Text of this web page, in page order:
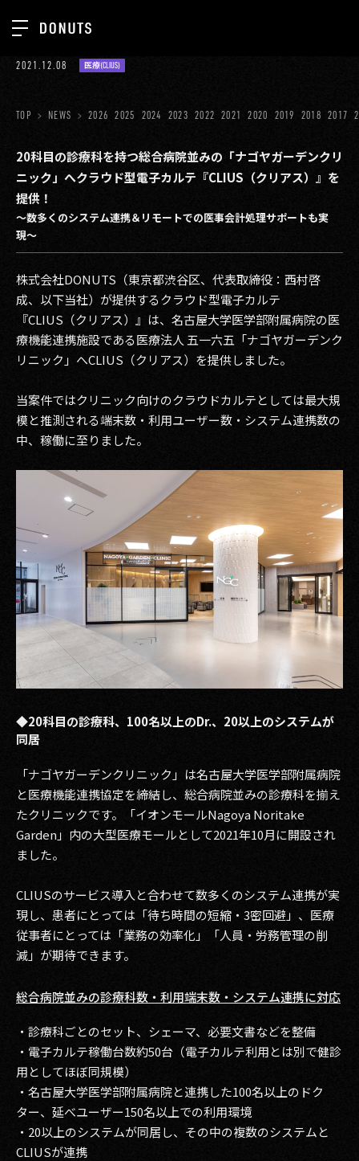
ジョブカン
ゲーム
ミクチャ
医療(CLIUS)
出版メディア
美少女図鑑
イベント
タテドラ
2025
2024
2023
2022
2021
2019
2018
2016
2015
2013
2012
2010
2009
TOP
ABOUT
SERVICES
GROUP
RECRUIT
CONTACT
PRIVACY POLICY
2021.12.08 医療(CLIUS)
TOP NEWS 2026 2025 2024 2023 2022 2021 2020 2019 2018 2017
20科目の診療科を持つ総合病院並みの「ナゴヤガーデンクリ
ニック」へクラウド型電子カルテ『CLIUS（クリアス）』を
提供！
〜数多くのシステム連携＆リモートでの医事会計処理サポートも実
現〜
株式会社DONUTS（東京都渋谷区、代表取締役：西村啓
成、以下当社）が提供するクラウド型電子カルテ
『CLIUS（クリアス）』は、名古屋大学医学部附属病院の医
療機能連携施設である医療法人 五一六五「ナゴヤガーデンク
リニック」へCLIUS（クリアス）を提供しました。
当案件ではクリニック向けのクラウドカルテとしては最大規
模と推測される端末数・利用ユーザー数・システム連携数の
中、稼働に至りました。
◆20科目の診療科、100名以上のDr.、20以上のシステムが
同居
「ナゴヤガーデンクリニック」は名古屋大学医学部附属病院
と医療機能連携協定を締結し、総合病院並みの診療科を揃え
たクリニックです。「イオンモールNagoya Noritake
Garden」内の大型医療モールとして2021年10月に開設され
ました。
CLIUSのサービス導入と合わせて数多くのシステム連携が実
現し、患者にとっては「待ち時間の短縮・3密回避」、医療
従事者にとっては「業務の効率化」「人員・労務管理の削
減」が期待できます。
総合病院並みの診療科数・利用端末数・システム連携に対応
・診療科ごとのセット、シェーマ、必要文書などを整備
・電子カルテ稼働台数約50台（電子カルテ利用とは別で健診
用としてほぼ同規模）
・名古屋大学医学部附属病院と連携した100名以上のドク
ター、延べユーザー150名以上での利用環境
・20以上のシステムが同居し、その中の複数のシステムと
CLIUSが連携